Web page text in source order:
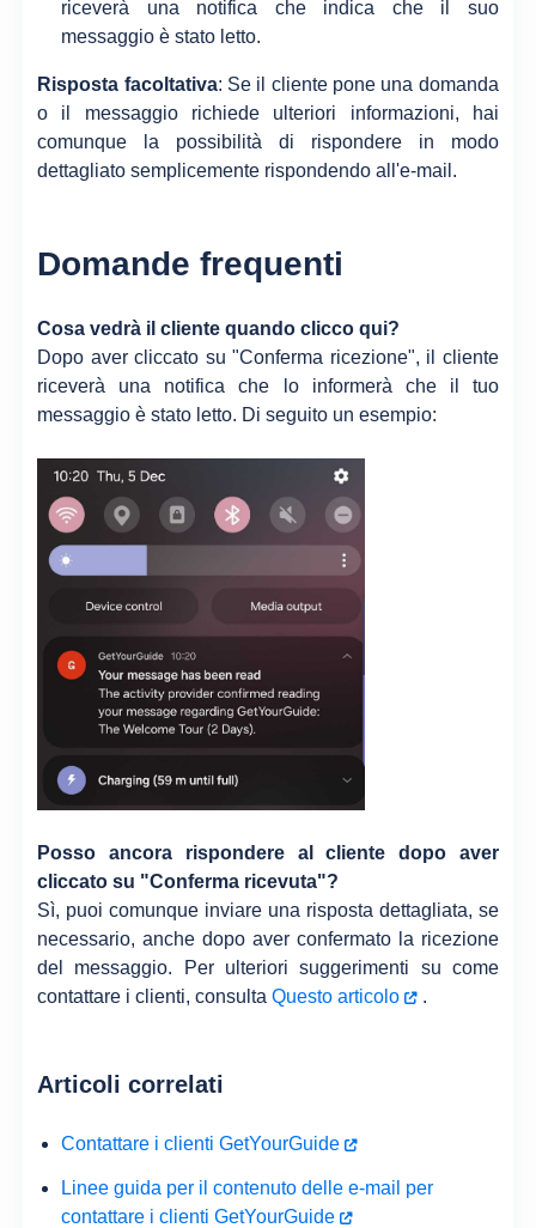
riceverà una notifica che indica che il suo
messaggio è stato letto.
Risposta facoltativa: Se il cliente pone una domanda
o il messaggio richiede ulteriori informazioni, hai
comunque la possibilità di rispondere in modo
dettagliato semplicemente rispondendo all'e-mail.
Domande frequenti
Cosa vedrà il cliente quando clicco qui?
Dopo aver cliccato su "Conferma ricezione", il cliente
riceverà una notifica che lo informerà che il tuo
messaggio è stato letto. Di seguito un esempio:
Posso ancora rispondere al cliente dopo aver
cliccato su "Conferma ricevuta"?
Sì, puoi comunque inviare una risposta dettagliata, se
necessario, anche dopo aver confermato la ricezione
del messaggio. Per ulteriori suggerimenti su come
contattare i clienti, consultaQuesto articolo .
Articoli correlati
Contattare i clienti GetYourGuide
Linee guida per il contenuto delle e-mail per
contattare i clienti GetYourGuide